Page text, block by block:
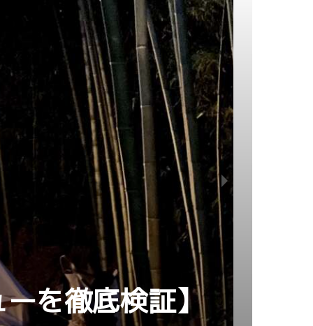
を徹底検証】